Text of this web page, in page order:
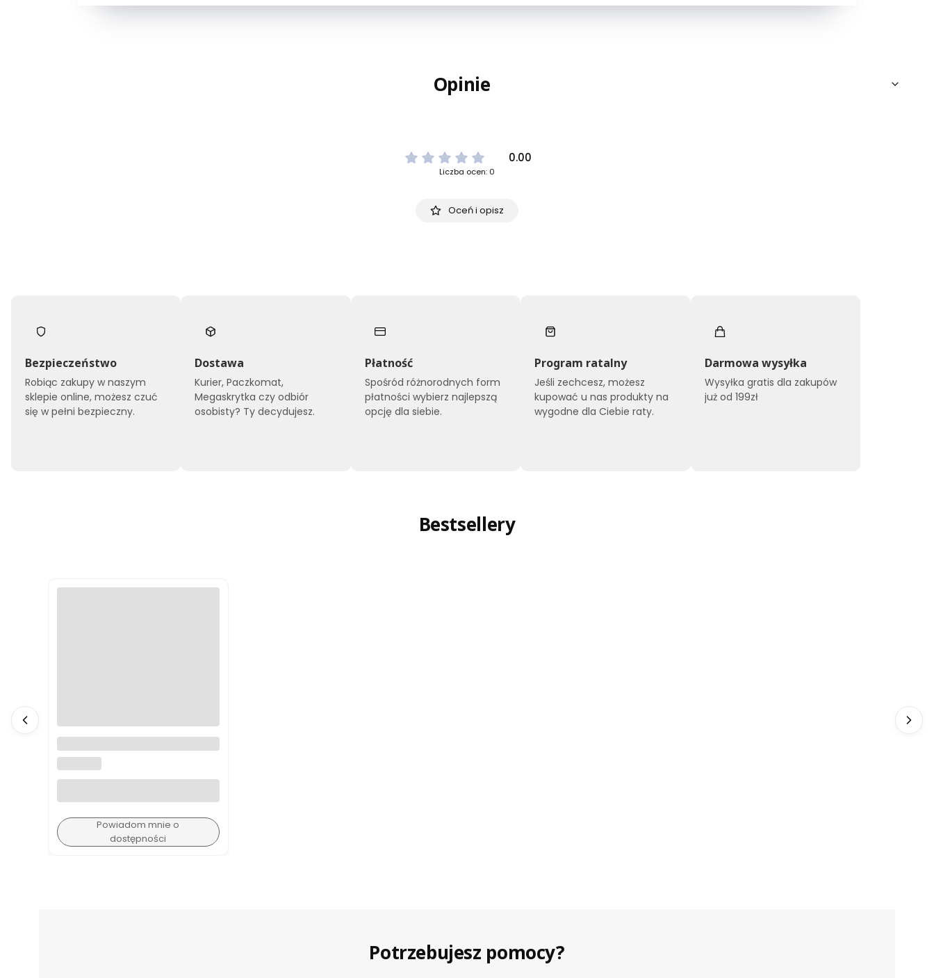
Opinie
0.00
Liczba ocen: 0
Oceń i opisz
Bezpieczeństwo
Robiąc zakupy w naszym
sklepie online, możesz czuć
się w pełni bezpieczny.
Dostawa
Kurier, Paczkomat,
Megaskrytka czy odbiór
osobisty? Ty decydujesz.
Płatność
Spośród różnorodnych form
płatności wybierz najlepszą
opcję dla siebie.
Program ratalny
Jeśli zechcesz, możesz
kupować u nas produkty na
wygodne dla Ciebie raty.
Darmowa wysyłka
Wysyłka gratis dla zakupów
już od 199zł
Bestsellery
A4988 sterownik silnika
krokowego
Powiadom mnie o
dostępności
Potrzebujesz pomocy?